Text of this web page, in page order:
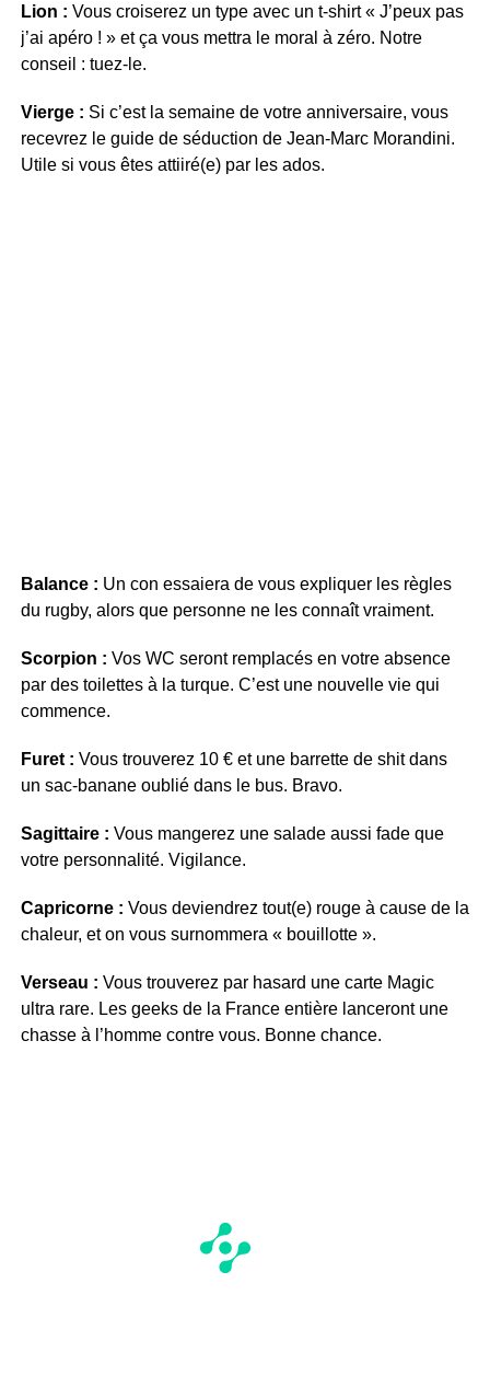
Lion : Vous croiserez un type avec un t-shirt « J’peux pas
j’ai apéro ! » et ça vous mettra le moral à zéro. Notre
conseil : tuez-le.
Vierge : Si c’est la semaine de votre anniversaire, vous
recevrez le guide de séduction de Jean-Marc Morandini.
Utile si vous êtes attiiré(e) par les ados.
Balance : Un con essaiera de vous expliquer les règles
du rugby, alors que personne ne les connaît vraiment.
Scorpion : Vos WC seront remplacés en votre absence
par des toilettes à la turque. C’est une nouvelle vie qui
commence.
Furet : Vous trouverez 10 € et une barrette de shit dans
un sac-banane oublié dans le bus. Bravo.
Sagittaire : Vous mangerez une salade aussi fade que
votre personnalité. Vigilance.
Capricorne : Vous deviendrez tout(e) rouge à cause de la
chaleur, et on vous surnommera « bouillotte ».
Verseau : Vous trouverez par hasard une carte Magic
ultra rare. Les geeks de la France entière lanceront une
chasse à l’homme contre vous. Bonne chance.